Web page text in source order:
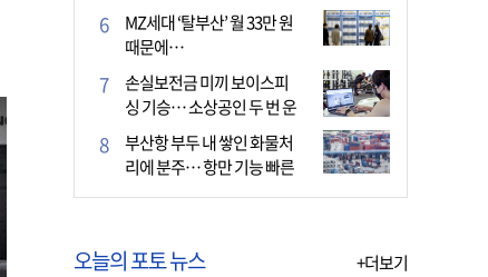
MZ세대 ‘탈부산’ 월 33만 원
때문에…
손실보전금 미끼 보이스피
싱 기승… 소상공인 두 번 운
다
부산항 부두 내 쌓인 화물처
리에 분주… 항만 기능 빠른
회복세
오늘의 포토 뉴스 +더보기